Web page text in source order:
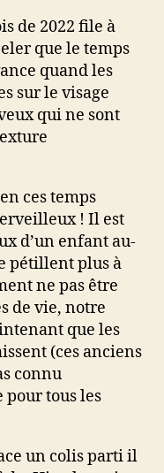
de 2022 file à
que le temps
quand les
sur le visage
qui ne sont
ces temps
! Il est
d’un enfant au-
pétillent plus à
ne pas être
de vie, notre
que les
(ces anciens
connu
pour tous les
un colis parti il